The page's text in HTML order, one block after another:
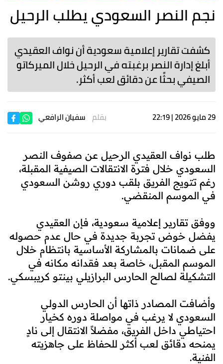
نجم النصر السعودي يطلب الرحيل
كشفت تقارير إعلامية سعودية أن نواف العقيدي
أبلغ إدارة النصر برغبته في الرحيل خلال الميركاتو
الصيفي بحثًا عن دقائق لعب أكثر.
29 مايو 2026 | 22:19 بقلم سفيان الرافعي
طلب نواف العقيدي الرحيل عن صفوف النصر
السعودي خلال فترة الانتقالات الصيفية المقبلة،
رغم تتويج الفريق بلقب دوري روشن السعودي
في الموسم المنقضي.
ووفق تقارير إعلامية سعودية، فإن العقيدي
يفضل خوض تجربة جديدة في حال عدم حصوله
على ضمانات بالمشاركة الأساسية بانتظام خلال
الموسم المقبل، خاصة بعد فقدانه مكانه في
التشكيلة لصالح الحارس البرازيلي بينتو كريبسكي.
وأضافت المصادر ذاتها أن الحارس الدولي
السعودي لا يرغب في مواصلة دوره كخيار
احتياطي داخل الفريق، مفضلاً الانتقال إلى نادٍ
يمنحه دقائق لعب أكثر للحفاظ على جاهزيته
الفنية.